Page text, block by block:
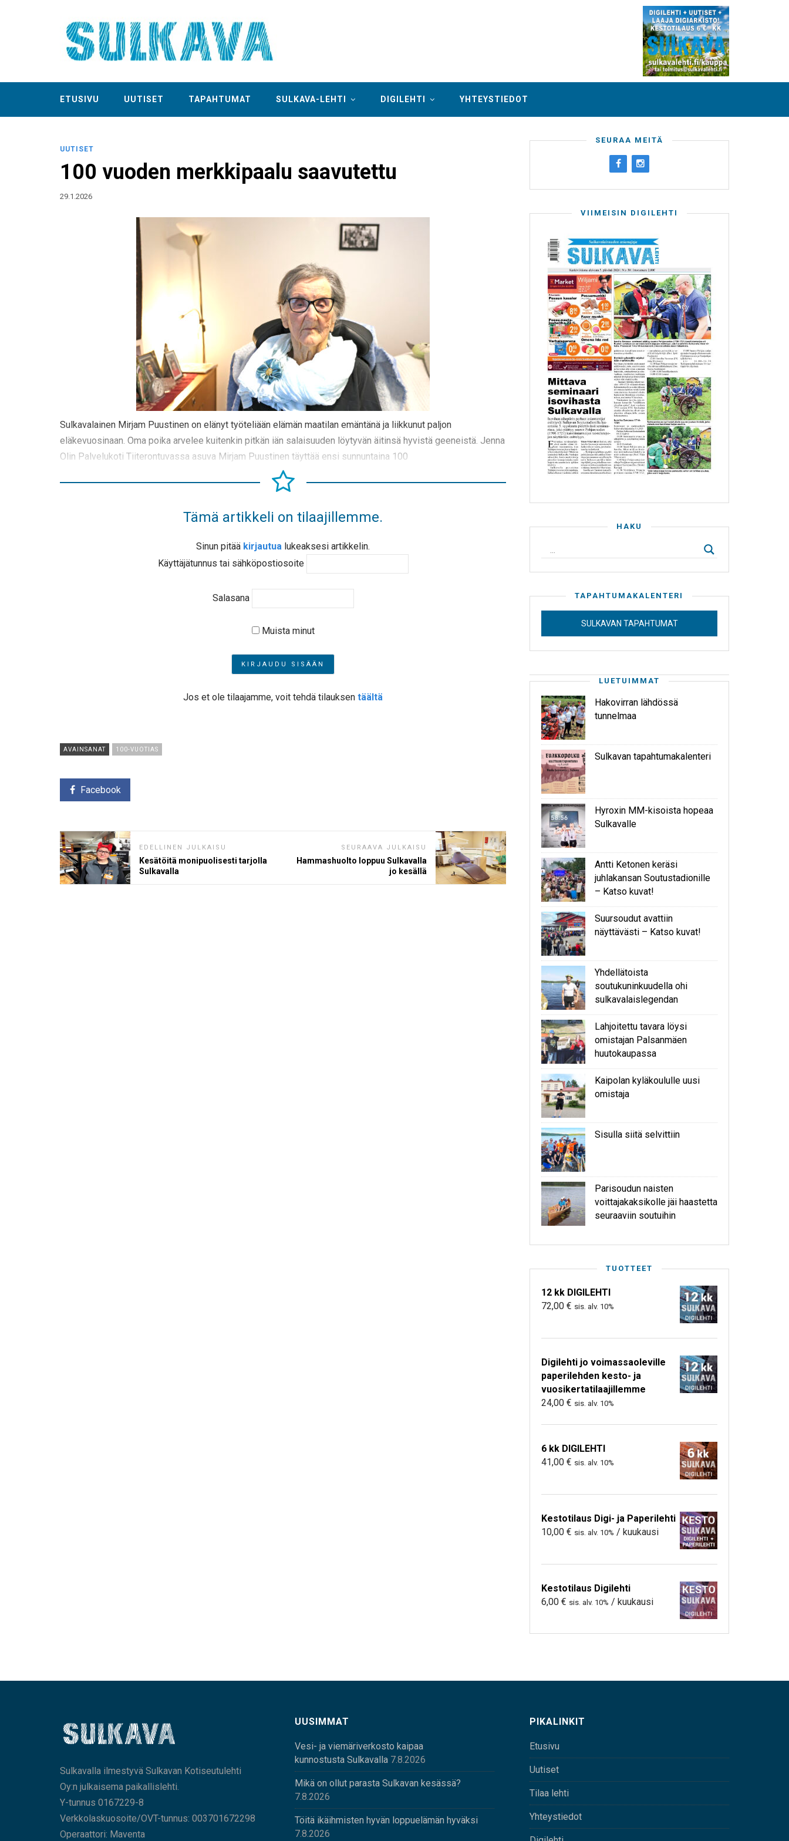
ETUSIVU UUTISET TAPAHTUMAT SULKAVA-LEHTI DIGILEHTI YHTEYSTIEDOT
UUTISET
100 vuoden merkkipaalu saavutettu
29.1.2026
Sulkavalainen Mirjam Puustinen on elänyt työteliään elämän maatilan emäntänä ja liikkunut paljon
eläkevuosinaan. Oma poika arvelee kuitenkin pitkän iän salaisuuden löytyvän äitinsä hyvistä geeneistä. Jenna
Olin Palvelukoti Tiiterontuvassa asuva Mirjam Puustinen täyttää ensi sunnuntaina 100
Tämä artikkeli on tilaajillemme.
Sinun pitää kirjautua lukeaksesi artikkelin.
Käyttäjätunnus tai sähköpostiosoite
Salasana
Muista minut
Jos et ole tilaajamme, voit tehdä tilauksen täältä
AVAINSANAT 100-VUOTIAS
Facebook
EDELLINEN JULKAISU
Kesätöitä monipuolisesti tarjolla
Sulkavalla
SEURAAVA JULKAISU
Hammashuolto loppuu Sulkavalla
jo kesällä
SEURAA MEITÄ
VIIMEISIN DIGILEHTI
HAKU
TAPAHTUMAKALENTERI
SULKAVAN TAPAHTUMAT
LUETUIMMAT
Hakovirran lähdössä
tunnelmaa
Sulkavan tapahtumakalenteri
Hyroxin MM-kisoista hopeaa
Sulkavalle
Antti Ketonen keräsi
juhlakansan Soutustadionille
– Katso kuvat!
Suursoudut avattiin
näyttävästi – Katso kuvat!
Yhdellätoista
soutukuninkuudella ohi
sulkavalaislegendan
Lahjoitettu tavara löysi
omistajan Palsanmäen
huutokaupassa
Kaipolan kyläkoululle uusi
omistaja
Sisulla siitä selvittiin
Parisoudun naisten
voittajakaksikolle jäi haastetta
seuraaviin soutuihin
TUOTTEET
12 kk DIGILEHTI
72,00 € sis. alv. 10%
Digilehti jo voimassaoleville
paperilehden kesto- ja
vuosikertatilaajillemme
24,00 € sis. alv. 10%
6 kk DIGILEHTI
41,00 € sis. alv. 10%
Kestotilaus Digi- ja Paperilehti
10,00 € sis. alv. 10% / kuukausi
Kestotilaus Digilehti
6,00 € sis. alv. 10% / kuukausi
Sulkavalla ilmestyvä Sulkavan Kotiseutulehti
Oy:n julkaisema paikallislehti.
Y-tunnus 0167229-8
Verkkolaskuosoite/OVT-tunnus: 003701672298
Operaattori: Maventa
UUSIMMAT
Vesi- ja viemäriverkosto kaipaa
kunnostusta Sulkavalla 7.8.2026
Mikä on ollut parasta Sulkavan kesässä?
7.8.2026
Töitä ikäihmisten hyvän loppuelämän hyväksi
7.8.2026
PIKALINKIT
Etusivu
Uutiset
Tilaa lehti
Yhteystiedot